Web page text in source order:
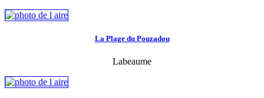
La Plage du Pouzadou
Labeaume